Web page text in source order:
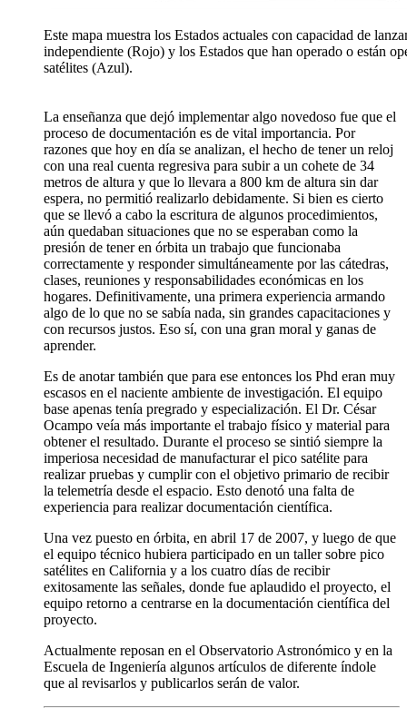
Este mapa muestra los Estados actuales con capacidad de
independiente (Rojo) y los Estados que han operado o están
satélites (Azul).
La enseñanza que dejó implementar algo novedoso fue que el
proceso de documentación es de vital importancia. Por
razones que hoy en día se analizan, el hecho de tener un reloj
con una real cuenta regresiva para subir a un cohete de 34
metros de altura y que lo llevara a 800 km de altura sin dar
espera, no permitió realizarlo debidamente. Si bien es cierto
que se llevó a cabo la escritura de algunos procedimientos,
aún quedaban situaciones que no se esperaban como la
presión de tener en órbita un trabajo que funcionaba
correctamente y responder simultáneamente por las cátedras,
clases, reuniones y responsabilidades económicas en los
hogares. Definitivamente, una primera experiencia armando
algo de lo que no se sabía nada, sin grandes capacitaciones y
con recursos justos. Eso sí, con una gran moral y ganas de
aprender.
Es de anotar también que para ese entonces los Phd eran muy
escasos en el naciente ambiente de investigación. El equipo
base apenas tenía pregrado y especialización. El Dr. César
Ocampo veía más importante el trabajo físico y material para
obtener el resultado. Durante el proceso se sintió siempre la
imperiosa necesidad de manufacturar el pico satélite para
realizar pruebas y cumplir con el objetivo primario de recibir
la telemetría desde el espacio. Esto denotó una falta de
experiencia para realizar documentación científica.
Una vez puesto en órbita, en abril 17 de 2007, y luego de que
el equipo técnico hubiera participado en un taller sobre pico
satélites en California y a los cuatro días de recibir
exitosamente las señales, donde fue aplaudido el proyecto, el
equipo retorno a centrarse en la documentación científica del
proyecto.
Actualmente reposan en el Observatorio Astronómico y en la
Escuela de Ingeniería algunos artículos de diferente índole
que al revisarlos y publicarlos serán de valor.